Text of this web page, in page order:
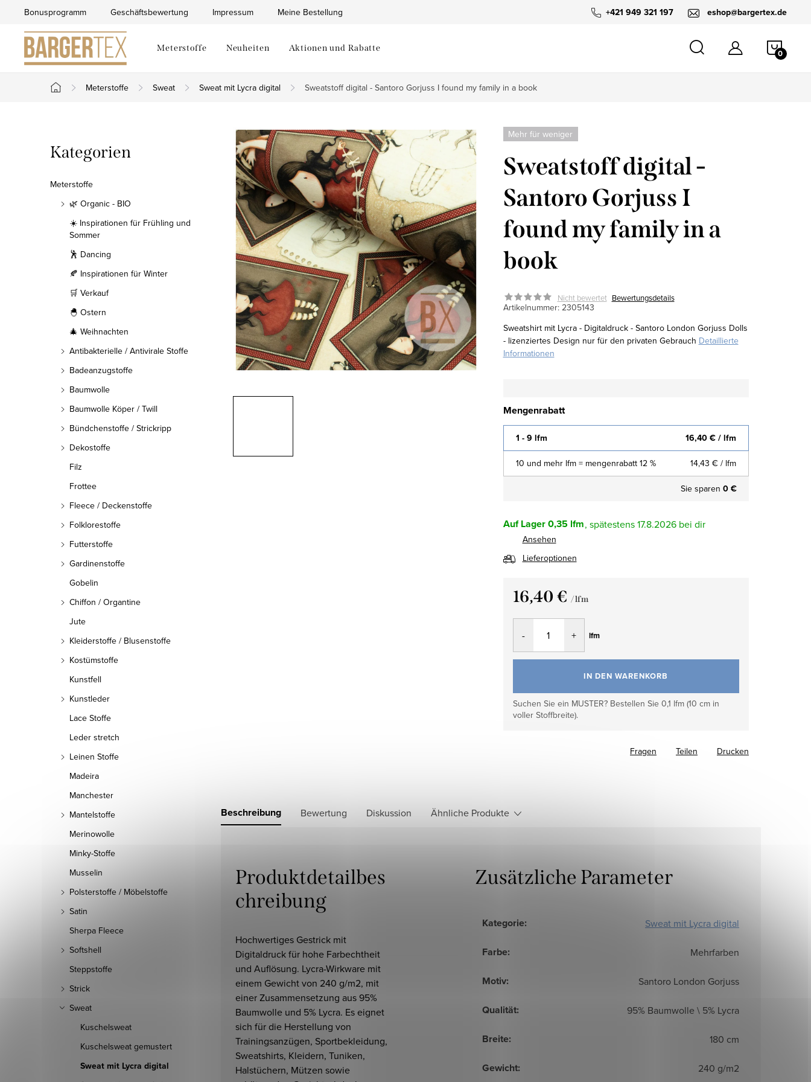
springen
+421 949 321 197 eshop@bargertex.de
Bonusprogramm Geschäftsbewertung Impressum Meine Bestellung
Meterstoffe Neuheiten Aktionen und Rabatte
Startseite
Meterstoffe Sweat Sweat mit Lycra digital Sweatstoff digital - Santoro Gorjuss I found my family in a book
e
i
Kategorien
überspringen
Kategorien
Meterstoffe
🌿 Organic - BIO
☀️ Inspirationen für Frühling und
Sommer
🕺 Dancing
🍂 Inspirationen für Winter
🛒 Verkauf
🐣 Ostern
🎄 Weihnachten
Antibakterielle / Antivirale Stoffe
Badeanzugstoffe
Baumwolle
Baumwolle Köper / Twill
Bündchenstoffe / Strickripp
Dekostoffe
Filz
Frottee
Fleece / Deckenstoffe
Folklorestoffe
Futterstoffe
Gardinenstoffe
Gobelin
Chiffon / Organtine
Jute
Kleiderstoffe / Blusenstoffe
Kostümstoffe
Kunstfell
Kunstleder
Lace Stoffe
Leder stretch
Leinen Stoffe
Madeira
Manchester
Mantelstoffe
Merinowolle
Minky-Stoffe
Musselin
Polsterstoffe / Möbelstoffe
Satin
Sherpa Fleece
Softshell
Steppstoffe
Strick
Sweat
Kuschelsweat
Kuschelsweat gemustert
Sweat mit Lycra digital
Mehr für weniger
Sweatstoff digital -
Santoro Gorjuss I
found my family in a
book
Nicht bewertet Bewertungsdetails
Artikelnummer: 2305143
Sweatshirt mit Lycra - Digitaldruck - Santoro London Gorjuss Dolls
- lizenziertes Design nur für den privaten Gebrauch Detaillierte
Informationen
Mengenrabatt
1 - 9 lfm 16,40 € / lfm
10 und mehr lfm = mengenrabatt 12 % 14,43 € / lfm
Sie sparen 0 €
Auf Lager0,35 lfm 17.8.2026
Ansehen
Lieferoptionen
16,40 € / lfm
Verkaufspreis:
lfm
IN DEN WARENKORB
Suchen Sie ein MUSTER? Bestellen Sie 0,1 lfm (10 cm in
voller Stoffbreite).
Drucken
Fragen Teilen
Beschreibung Bewertung Diskussion Ähnliche Produkte
Produktdetailbes
chreibung
Hochwertiges Gestrick mit
Digitaldruck für hohe Farbechtheit
und Auflösung. Lycra-Wirkware mit
einem Gewicht von 240 g/m2, mit
einer Zusammensetzung aus 95%
Baumwolle und 5% Lycra. Es eignet
sich für die Herstellung von
Trainingsanzügen, Sportbekleidung,
Sweatshirts, Kleidern, Tuniken,
Halstüchern, Mützen sowie
Zusätzliche Parameter
Kategorie: Sweat mit Lycra digital
Farbe: Mehrfarben
Motiv: Santoro London Gorjuss
Qualität: 95% Baumwolle \ 5% Lycra
Breite: 180 cm
Gewicht: 240 g/m2